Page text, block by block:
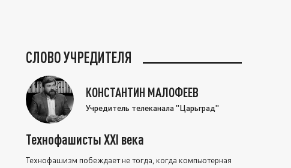
СЛОВО УЧРЕДИТЕЛЯ
КОНСТАНТИН МАЛОФЕЕВ
Учредитель телеканала "Царьград"
Технофашисты XXI века
Технофашизм побеждает не тогда, когда компьютерная